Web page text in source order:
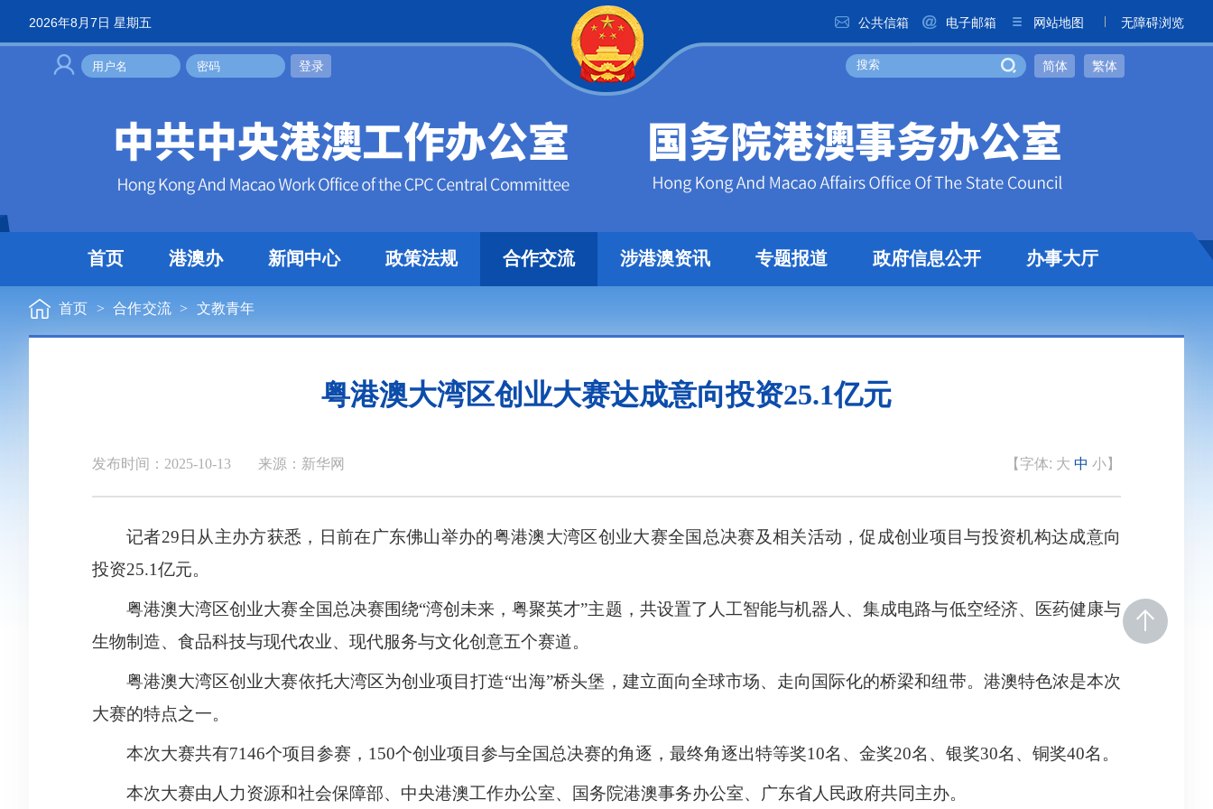
2026年8月7日 星期五 公共信箱 电子邮箱 网站地图 无障碍浏览
登录 简体 繁体
首页 港澳办 新闻中心 政策法规 合作交流 涉港澳资讯 专题报道 政府信息公开 办事大厅
首页 > 合作交流 > 文教青年
粤港澳大湾区创业大赛达成意向投资25.1亿元
发布时间：2025-10-13 来源：新华网 【字体: 大 中 小】
记者29日从主办方获悉，日前在广东佛山举办的粤港澳大湾区创业大赛全国总决赛及相关活动，促成创业项目与投资机构达成意向
投资25.1亿元。
粤港澳大湾区创业大赛全国总决赛围绕“湾创未来，粤聚英才”主题，共设置了人工智能与机器人、集成电路与低空经济、医药健康与
生物制造、食品科技与现代农业、现代服务与文化创意五个赛道。
粤港澳大湾区创业大赛依托大湾区为创业项目打造“出海”桥头堡，建立面向全球市场、走向国际化的桥梁和纽带。港澳特色浓是本次
大赛的特点之一。
本次大赛共有7146个项目参赛，150个创业项目参与全国总决赛的角逐，最终角逐出特等奖10名、金奖20名、银奖30名、铜奖40名。
本次大赛由人力资源和社会保障部、中央港澳工作办公室、国务院港澳事务办公室、广东省人民政府共同主办。